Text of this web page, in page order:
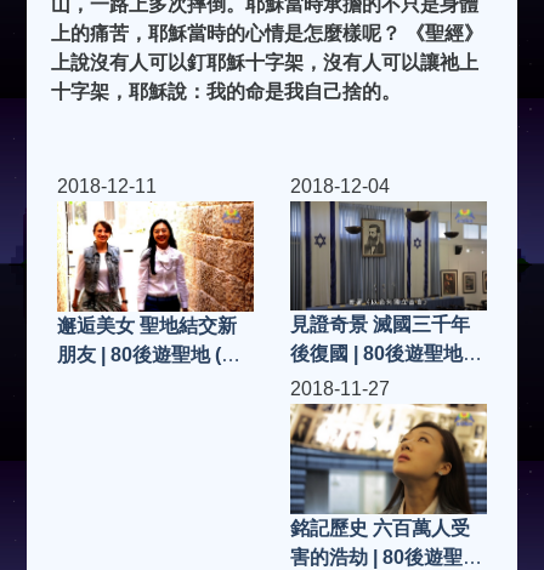
山，一路上多次摔倒。耶穌當時承擔的不只是身體
上的痛苦，耶穌當時的心情是怎麼樣呢？ 《聖經》
上說沒有人可以釘耶穌十字架，沒有人可以讓祂上
十字架，耶穌說：我的命是我自己捨的。
2018-12-11
邂逅美女 聖地結交新
朋友 | 80後遊聖地 (第
2018-12-04
見證奇景 滅國三千年
後復國 | 80後遊聖地
(第25集)
2018-11-27
銘記歷史 六百萬人受
害的浩劫 | 80後遊聖地